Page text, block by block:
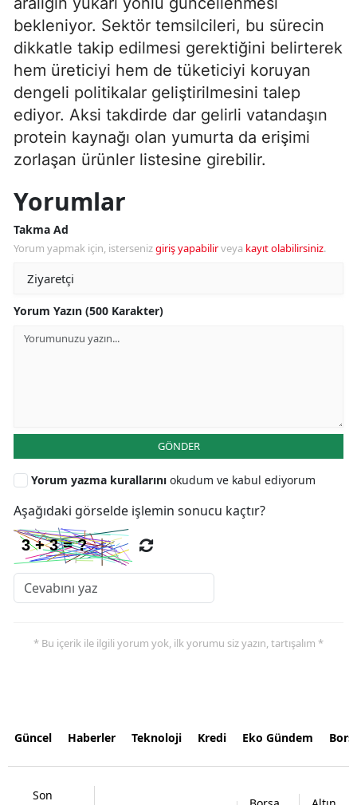
bekleniyor. Sektör temsilcileri, bu sürecin
dikkatle takip edilmesi gerektiğini belirterek
hem üreticiyi hem de tüketiciyi koruyan
dengeli politikalar geliştirilmesini talep
ediyor. Aksi takdirde dar gelirli vatandaşın
protein kaynağı olan yumurta da erişimi
zorlaşan ürünler listesine girebilir.
Yorumlar
Takma Ad
Yorum yapmak için, istersenizgiriş yapabilirveya kayıt olabilirsiniz.
Yorum Yazın (500 Karakter)
GÖNDER
Yorum yazma kurallarını okudum ve kabul ediyorum
Aşağıdaki görselde işlemin sonucu kaçtır?
* Bu içerik ile ilgili yorum yok, ilk yorumu siz yazın, tartışalım *
Güncel Haberler Teknoloji Kredi Eko Gündem
Son